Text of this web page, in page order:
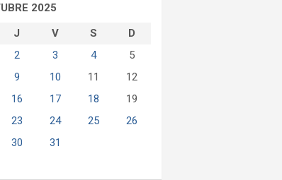
2025
J V S
D
2 3 4
5
9 10 11
12
16 17 18
19
23 24 25
26
30
31